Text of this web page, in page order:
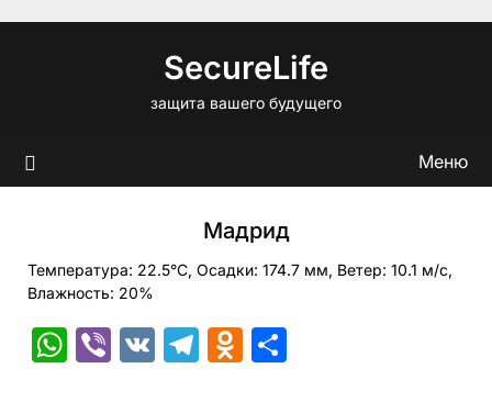
SecureLife
защита вашего будущего
Меню
Мадрид
Температура: 22.5°C, Осадки: 174.7 мм, Ветер: 10.1 м/с,
Влажность: 20%
WhatsApp
Viber
VK Telegram
Odnoklassniki